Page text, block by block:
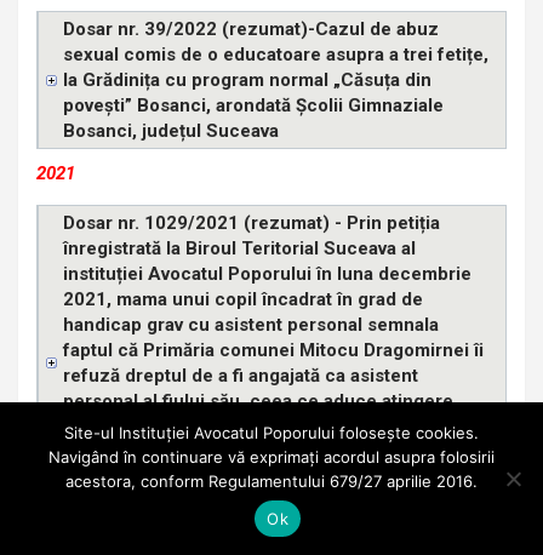
Dosar nr. 39/2022 (rezumat)-Cazul de abuz
sexual comis de o educatoare asupra a trei fetițe,
la Grădinița cu program normal „Căsuța din
povești” Bosanci, arondată Școlii Gimnaziale
Bosanci, județul Suceava
2021
Dosar nr. 1029/2021 (rezumat) - Prin petiția
înregistrată la Biroul Teritorial Suceava al
instituției Avocatul Poporului în luna decembrie
2021, mama unui copil încadrat în grad de
handicap grav cu asistent personal semnala
faptul că Primăria comunei Mitocu Dragomirnei îi
refuză dreptul de a fi angajată ca asistent
personal al fiului său, ceea ce aduce atingere
normelor constituționale referitoare la protecția
copiilor și a tinerilor și protecția persoanelor cu
handicap, prevăzute de art. 49 și art. 50 din
Site-ul Instituției Avocatul Poporului folosește cookies.
Navigând în continuare vă exprimați acordul asupra folosirii
acestora, conform Regulamentului 679/27 aprilie 2016.
Ok